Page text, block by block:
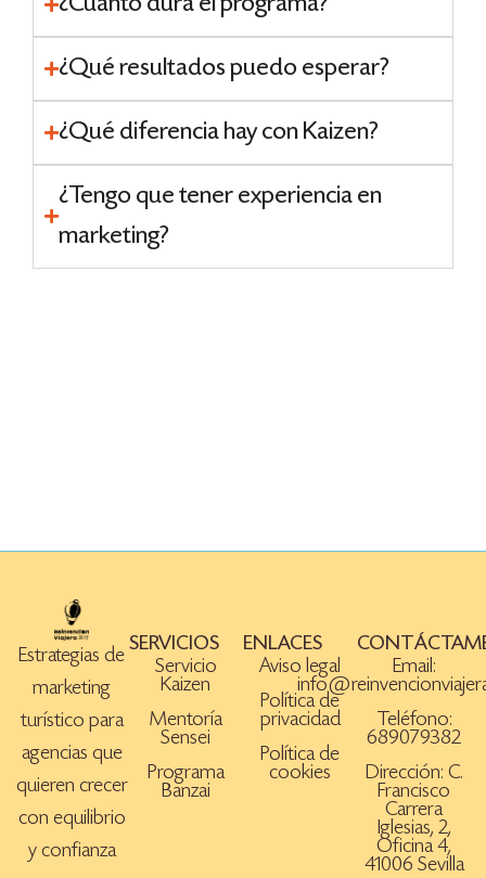
¿Qué resultados puedo esperar?
¿Qué diferencia hay con Kaizen?
¿Tengo que tener experiencia en
marketing?
Estrategias de
marketing
turístico para
agencias que
quieren crecer
con equilibrio
y confianza
SERVICIOS
Servicio
Kaizen
Mentoría
Sensei
Programa
Banzai
ENLACES
Aviso legal
Política de
privacidad
Política de
cookies
Email:
Teléfono:
689079382
Dirección: C.
Francisco
Carrera
Iglesias, 2,
Oficina 4,
41006 Sevilla